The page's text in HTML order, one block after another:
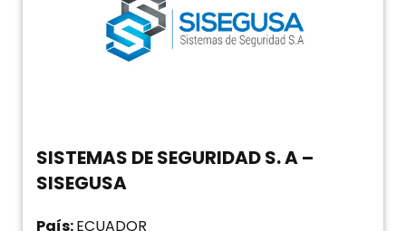
SISTEMAS DE SEGURIDAD S. A –
SISEGUSA
País:ECUADOR